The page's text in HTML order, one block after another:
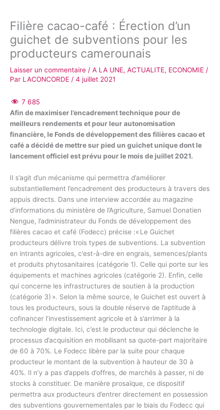
Filière cacao-café : Érection d’un
guichet de subventions pour les
producteurs camerounais
Laisser un commentaire / A LA UNE, ACTUALITE, ECONOMIE /
Par LACONCORDE / 4 juillet 2021
7 685
Afin de maximiser l’encadrement technique pour de
meilleurs rendements et pour leur autonomisation
financière, le Fonds de développement des filières cacao et
café a décidé de mettre sur pied un guichet unique dont le
lancement officiel est prévu pour le mois de juillet 2021.
Il s’agit d’un mécanisme qui permettra d’améliorer
substantiellement l’encadrement des producteurs à travers des
appuis directs. Dans une interview accordée au magazine
d’informations du ministère de l’Agriculture, Samuel Donatien
Nengue, l’administrateur du Fonds de développement des
filières cacao et café (Fodecc) précise :« Le Guichet
producteurs délivre trois types de subventions. La subvention
en intrants agricoles, c’est-à-dire en engrais, semences/plants
et produits phytosanitaires (catégorie 1). Celle qui porte sur les
équipements et machines agricoles (catégorie 2). Enfin, celle
qui concerne les infrastructures de soutien à la production
(catégorie 3) ». Selon la même source, le Guichet est ouvert à
tous les producteurs, sous la double réserve de l’aptitude à
cofinancer l’investissement agricole et à s’arrimer à la
technologie digitale. Ici, c’est le producteur qui déclenche le
processus d’acquisition en mobilisant sa quote-part majoritaire
de 60 à 70%. Le Fodecc libère par la suite pour chaque
producteur le montant de la subvention à hauteur de 30 à
40%. Il n’y a pas d’appels d’offres, de marchés à passer, ni de
stocks à constituer. De manière prosaïque, ce dispositif
permettra aux producteurs d’entrer directement en possession
des subventions gouvernementales par le biais du Fodecc qui